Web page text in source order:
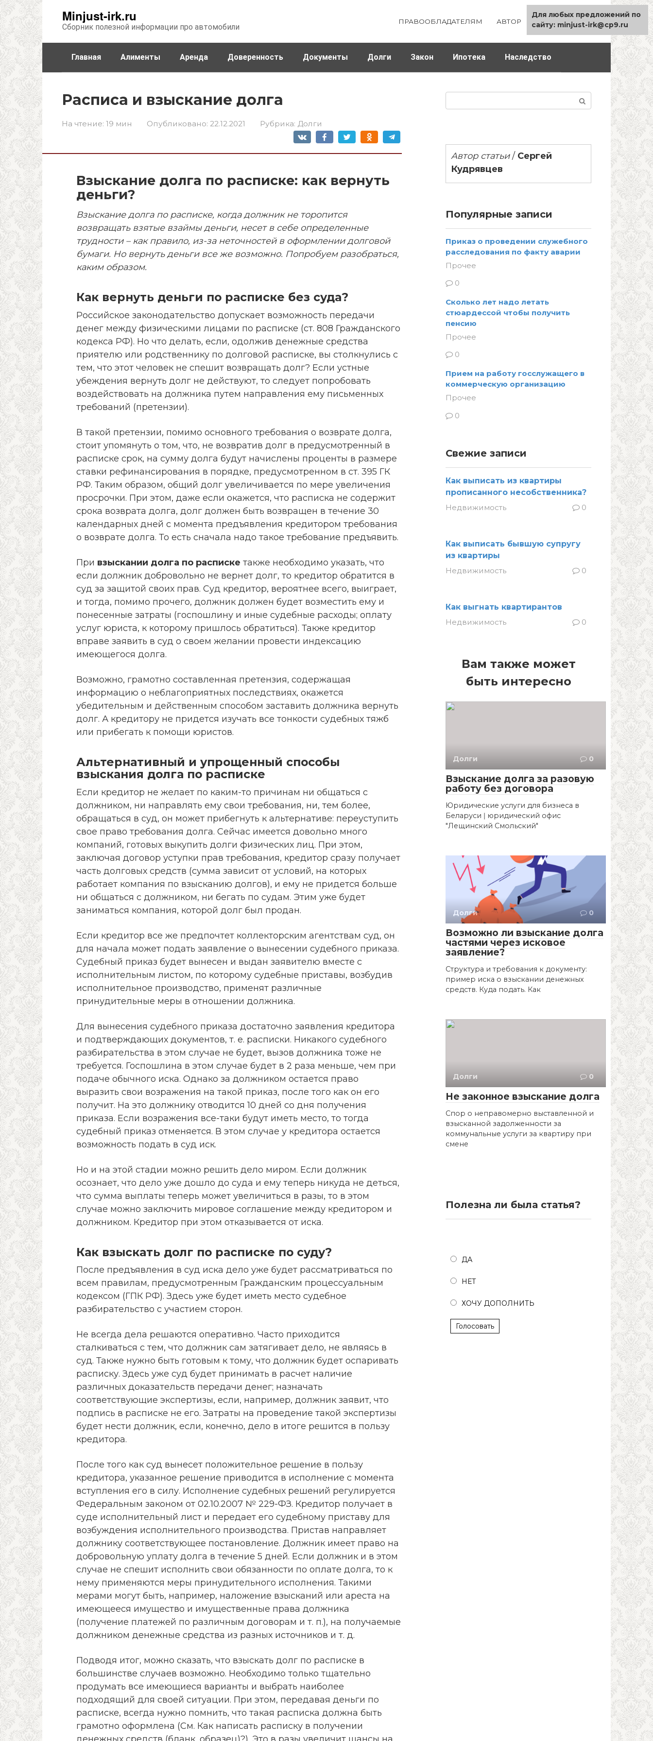
Minjust-irk.ru
Сборник полезной информации про автомобили
ПРАВООБЛАДАТЕЛЯМ АВТОР КАРТА САЙТА
Главная Алименты Аренда Доверенность Документы Долги Закон Ипотека Наследство
Расписа и взыскание долга
На чтение: 19 мин Опубликовано: 22.12.2021 Рубрика: Долги
Взыскание долга по расписке: как вернуть
деньги?
Взыскание долга по расписке, когда должник не торопится
возвращать взятые взаймы деньги, несет в себе определенные
трудности – как правило, из-за неточностей в оформлении долговой
бумаги. Но вернуть деньги все же возможно. Попробуем разобраться,
каким образом.
Как вернуть деньги по расписке без суда?
Российское законодательство допускает возможность передачи
денег между физическими лицами по расписке (ст. 808 Гражданского
кодекса РФ). Но что делать, если, одолжив денежные средства
приятелю или родственнику по долговой расписке, вы столкнулись с
тем, что этот человек не спешит возвращать долг? Если устные
убеждения вернуть долг не действуют, то следует попробовать
воздействовать на должника путем направления ему письменных
требований (претензии).
В такой претензии, помимо основного требования о возврате долга,
стоит упомянуть о том, что, не возвратив долг в предусмотренный в
расписке срок, на сумму долга будут начислены проценты в размере
ставки рефинансирования в порядке, предусмотренном в ст. 395 ГК
РФ. Таким образом, общий долг увеличивается по мере увеличения
просрочки. При этом, даже если окажется, что расписка не содержит
срока возврата долга, долг должен быть возвращен в течение 30
календарных дней с момента предъявления кредитором требования
о возврате долга. То есть сначала надо такое требование предъявить.
При взыскании долга по расписке также необходимо указать, что
если должник добровольно не вернет долг, то кредитор обратится в
суд за защитой своих прав. Суд кредитор, вероятнее всего, выиграет,
и тогда, помимо прочего, должник должен будет возместить ему и
понесенные затраты (госпошлину и иные судебные расходы; оплату
услуг юриста, к которому пришлось обратиться). Также кредитор
вправе заявить в суд о своем желании провести индексацию
имеющегося долга.
Возможно, грамотно составленная претензия, содержащая
информацию о неблагоприятных последствиях, окажется
убедительным и действенным способом заставить должника вернуть
долг. А кредитору не придется изучать все тонкости судебных тяжб
или прибегать к помощи юристов.
Альтернативный и упрощенный способы
взыскания долга по расписке
Если кредитор не желает по каким-то причинам ни общаться с
должником, ни направлять ему свои требования, ни, тем более,
обращаться в суд, он может прибегнуть к альтернативе: переуступить
свое право требования долга. Сейчас имеется довольно много
компаний, готовых выкупить долги физических лиц. При этом,
заключая договор уступки прав требования, кредитор сразу получает
часть долговых средств (сумма зависит от условий, на которых
работает компания по взысканию долгов), и ему не придется больше
ни общаться с должником, ни бегать по судам. Этим уже будет
заниматься компания, которой долг был продан.
Если кредитор все же предпочтет коллекторским агентствам суд, он
для начала может подать заявление о вынесении судебного приказа.
Судебный приказ будет вынесен и выдан заявителю вместе с
исполнительным листом, по которому судебные приставы, возбудив
исполнительное производство, применят различные
принудительные меры в отношении должника.
Для вынесения судебного приказа достаточно заявления кредитора
и подтверждающих документов, т. е. расписки. Никакого судебного
разбирательства в этом случае не будет, вызов должника тоже не
требуется. Госпошлина в этом случае будет в 2 раза меньше, чем при
подаче обычного иска. Однако за должником остается право
выразить свои возражения на такой приказ, после того как он его
получит. На это должнику отводится 10 дней со дня получения
приказа. Если возражения все-таки будут иметь место, то тогда
судебный приказ отменяется. В этом случае у кредитора остается
возможность подать в суд иск.
Но и на этой стадии можно решить дело миром. Если должник
осознает, что дело уже дошло до суда и ему теперь никуда не деться,
что сумма выплаты теперь может увеличиться в разы, то в этом
случае можно заключить мировое соглашение между кредитором и
должником. Кредитор при этом отказывается от иска.
Как взыскать долг по расписке по суду?
После предъявления в суд иска дело уже будет рассматриваться по
всем правилам, предусмотренным Гражданским процессуальным
кодексом (ГПК РФ). Здесь уже будет иметь место судебное
разбирательство с участием сторон.
Не всегда дела решаются оперативно. Часто приходится
сталкиваться с тем, что должник сам затягивает дело, не являясь в
суд. Также нужно быть готовым к тому, что должник будет оспаривать
расписку. Здесь уже суд будет принимать в расчет наличие
различных доказательств передачи денег; назначать
соответствующие экспертизы, если, например, должник заявит, что
подпись в расписке не его. Затраты на проведение такой экспертизы
будет нести должник, если, конечно, дело в итоге решится в пользу
кредитора.
После того как суд вынесет положительное решение в пользу
кредитора, указанное решение приводится в исполнение с момента
вступления его в силу. Исполнение судебных решений регулируется
Федеральным законом от 02.10.2007 № 229-ФЗ. Кредитор получает в
суде исполнительный лист и передает его судебному приставу для
возбуждения исполнительного производства. Пристав направляет
должнику соответствующее постановление. Должник имеет право на
добровольную уплату долга в течение 5 дней. Если должник и в этом
случае не спешит исполнить свои обязанности по оплате долга, то к
нему применяются меры принудительного исполнения. Такими
мерами могут быть, например, наложение взысканий или ареста на
имеющееся имущество и имущественные права должника
(получение платежей по различным договорам и т. п.), на получаемые
должником денежные средства из разных источников и т. д.
Подводя итог, можно сказать, что взыскать долг по расписке в
большинстве случаев возможно. Необходимо только тщательно
продумать все имеющиеся варианты и выбрать наиболее
подходящий для своей ситуации. При этом, передавая деньги по
расписке, всегда нужно помнить, что такая расписка должна быть
грамотно оформлена (См. Как написать расписку в получении
Автор статьи/ Сергей
Кудрявцев
Популярные записи
Приказ о проведении служебного
расследования по факту аварии
Прочее
0
Сколько лет надо летать
стюардессой чтобы получить
пенсию
Прочее
0
Прием на работу госслужащего в
коммерческую организацию
Прочее
0
Свежие записи
Как выписать из квартиры
прописанного несобственника?
Недвижимость
0
Как выписать бывшую супругу
из квартиры
Недвижимость
0
Как выгнать квартирантов
Недвижимость
0
Вам также может
быть интересно
Долги 0
Взыскание долга за разовую
работу без договора
Юридические услуги для бизнеса в
Беларуси ǀ юридический офис
"Лещинский Смольский"
Долги 0
Возможно ли взыскание долга
частями через исковое
заявление?
Структура и требования к документу:
пример иска о взыскании денежных
средств. Куда подать. Как
Долги 0
Не законное взыскание долга
Спор о неправомерно выставленной и
взысканной задолженности за
коммунальные услуги за квартиру при
смене
Полезна ли была статья?
ДА
НЕТ
ХОЧУ ДОПОЛНИТЬ
Голосовать
Для любых предложений по
сайту: minjust-irk@cp9.ru